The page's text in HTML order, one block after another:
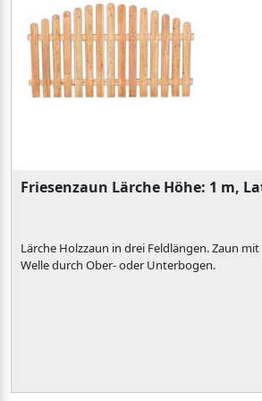
Friesenzaun Lärche Höhe: 1 m,
Lärche Holzzaun in drei Feldlängen. Zaun
Welle durch Ober- oder Unterbogen.